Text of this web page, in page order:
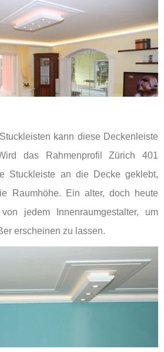
kann diese Deckenleiste
das Rahmenprofil Zürich 401
Stuckleiste an die Decke geklebt,
Raumhöhe. Ein alter, doch heute
jedem Innenraumgestalter, um
erscheinen zu lassen.